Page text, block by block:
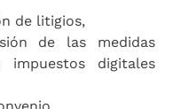
de litigios,
de las medidas
digitales